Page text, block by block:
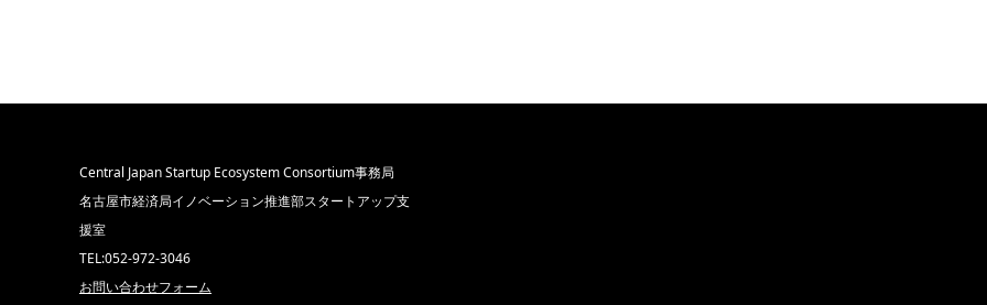
Central Japan Startup Ecosystem Consortium事務局
名古屋市経済局イノベーション推進部スタートアップ支
援室
TEL:052-972-3046
お問い合わせフォーム